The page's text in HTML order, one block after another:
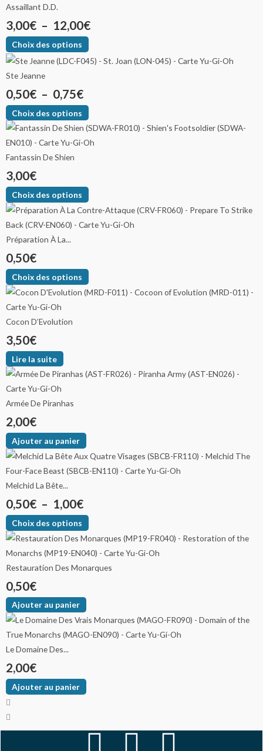
Assaillant D.D.
3,00€ – 12,00€
Choix des options
Ste Jeanne
0,50€ – 0,75€
Choix des options
Fantassin De Shien
3,00€
Choix des options
Préparation À La...
0,50€
Choix des options
Cocon D’Evolution
3,50€
Lire la suite
Armée De Piranhas
2,00€
Ajouter au panier
Melchid La Bête...
0,50€ – 1,00€
Choix des options
Restauration Des Monarques
0,50€
Ajouter au panier
Le Domaine Des...
2,00€
Ajouter au panier